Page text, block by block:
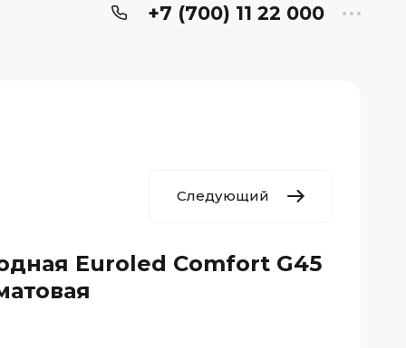
+7 (700) 11 22 000
Следующий
Euroled Comfort G45